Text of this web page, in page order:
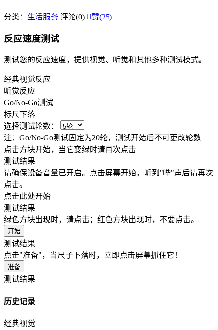
分类： 生活服务 评论(0) 赞(25)
反应速度测试
测试您的反应速度，提供视觉、听觉和其他多种测试模式。
经典视觉反应
听觉反应
Go/No-Go测试
标尺下落
选择测试轮数：
注：Go/No-Go测试固定为20轮，测试开始后不可更改轮数
点击方块开始，当它变绿时请再次点击
测试结果
请确保设备音量已开启。点击屏幕开始，听到"哔"声后请再次
点击。
点击此处开始
测试结果
绿色方块出现时，请点击；红色方块出现时，不要点击。
开始
测试结果
点击"准备"，当尺子下落时，立即点击屏幕抓住它！
准备
测试结果
历史记录
经典视觉